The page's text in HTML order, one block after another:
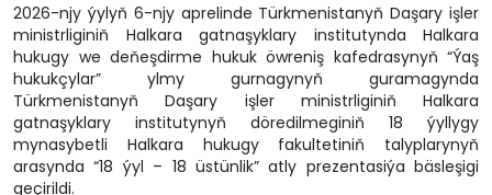
2026-njy ýylyň 6-njy aprelinde Türkmenistanyň Daşary işler
ministrliginiň Halkara gatnaşyklary institutynda Halkara
hukugy we deňeşdirme hukuk öwreniş kafedrasynyň “Ýaş
hukukçylar” ylmy gurnagynyň guramagynda
Türkmenistanyň Daşary işler ministrliginiň Halkara
gatnaşyklary institutynyň döredilmeginiň 18 ýyllygy
mynasybetli Halkara hukugy fakultetiniň talyplarynyň
arasynda “18 ýyl – 18 üstünlik” atly prezentasiýa bäsleşigi
geçirildi.